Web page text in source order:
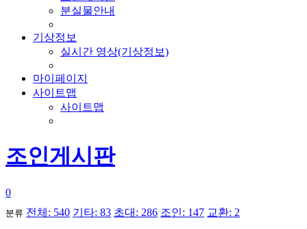
분실물안내
기상정보
실시간 영상(기상정보)
마이페이지
사이트맵
사이트맵
조인게시판
0
분류 전체: 540 기타: 83 초대: 286 조인: 147 교환: 2